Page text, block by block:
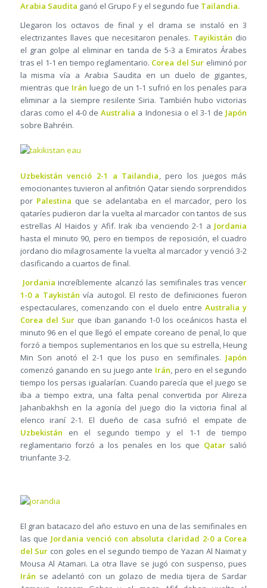
Arabia Saudita ganó el Grupo F y el segundo fue Tailandia.
Llegaron los octavos de final y el drama se instaló en 3
electrizantes llaves que necesitaron penales. Tayikistán dio
el gran golpe al eliminar en tanda de 5-3 a Emiratos Árabes
tras el 1-1 en tiempo reglamentario. Corea del Sur eliminó por
la misma vía a Arabia Saudita en un duelo de gigantes,
mientras que Irán luego de un 1-1 sufrió en los penales para
eliminar a la siempre resilente Siria. También hubo victorias
claras como el 4-0 deAustralia a Indonesia o el 3-1 de Japón
sobre Bahréin.
Uzbekistán venció 2-1 a Tailandia , pero los juegos más
emocionantes tuvieron al anfitrión Qatar siendo sorprendidos
por Palestina que se adelantaba en el marcador, pero los
qataríes pudieron dar la vuelta al marcador con tantos de sus
estrellas Al Haidos y Afif. Irak iba venciendo 2-1 a Jordania
hasta el minuto 90, pero en tiempos de reposición, el cuadro
jordano dio milagrosamente la vuelta al marcador y venció 3-2
clasificando a cuartos de final.
Jordania increíblemente alcanzó las semifinales tras vencer
1-0 a Taykistán vía autogol. El resto de definiciones fueron
espectaculares, comenzando con el duelo entre Australia y
Corea del Surque iban ganando 1-0 los oceánicos hasta el
minuto 96 en el que llegó el empate coreano de penal, lo que
forzó a tiempos suplementarios en los que su estrella, Heung
Min Son anotó el 2-1 que los puso en semifinales. Japón
comenzó ganando en su juego ante Irán , pero en el segundo
tiempo los persas igualarían. Cuando parecía que el juego se
iba a tiempo extra, una falta penal convertida por Alireza
Jahanbakhsh en la agonía del juego dio la victoria final al
elenco iraní 2-1. El dueño de casa sufrió el empate de
Uzbekistán en el segundo tiempo y el 1-1 de tiempo
reglamentario forzó a los penales en los que Qatarsalió
triunfante 3-2.
El gran batacazo del año estuvo en una de las semifinales en
las que Jordania venció con absoluta claridad 2-0 a Corea
del Sur con goles en el segundo tiempo de Yazan Al Naimat y
Mousa Al Atamari. La otra llave se jugó con suspenso, pues
Irán se adelantó con un golazo de media tijera de Sardar